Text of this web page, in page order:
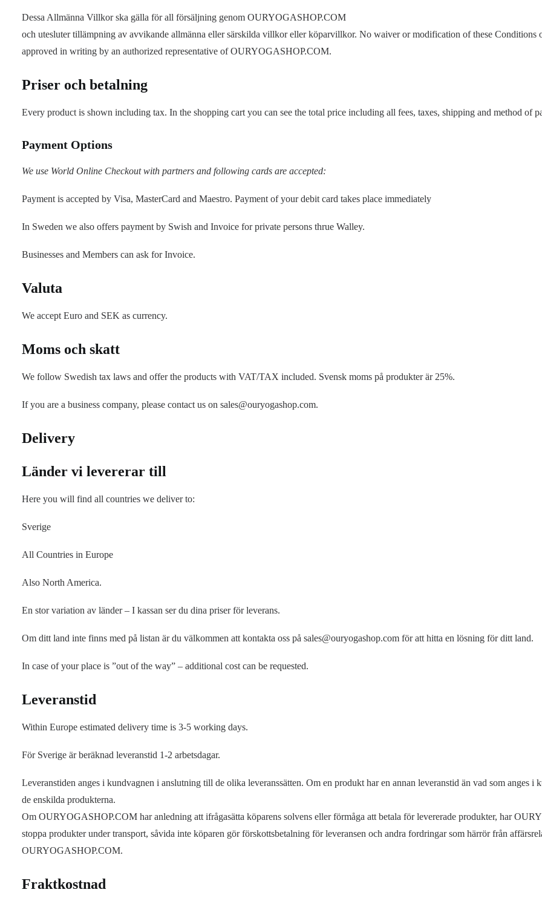
Dessa Allmänna Villkor ska gälla för all försäljning genom OURYOGASHOP.COM
och utesluter tillämpning av avvikande allmänna eller särskilda villkor eller köparvillkor. No waiver or modification of these
approved in writing by an authorized representative of OURYOGASHOP.COM.
Priser och betalning
Every product is shown including tax. In the shopping cart you can see the total price including all fees, taxes, shipping and method of
Payment Options
We use World Online Checkout with partners and following cards are accepted:
Payment is accepted by Visa, MasterCard and Maestro. Payment of your debit card takes place immediately
In Sweden we also offers payment by Swish and Invoice for private persons thrue Walley.
Businesses and Members can ask for Invoice.
Valuta
We accept Euro and SEK as currency.
Moms och skatt
We follow Swedish tax laws and offer the products with VAT/TAX included. Svensk moms på produkter är 25%.
If you are a business company, please contact us on sales@ouryogashop.com.
Delivery
Länder vi levererar till
Here you will find all countries we deliver to:
Sverige
All Countries in Europe
Also North America.
En stor variation av länder – I kassan ser du dina priser för leverans.
Om ditt land inte finns med på listan är du välkommen att kontakta oss på sales@ouryogashop.com för att hitta en lösning för ditt land.
In case of your place is ”out of the way” – additional cost can be requested.
Leveranstid
Within Europe estimated delivery time is 3-5 working days.
För Sverige är beräknad leveranstid 1-2 arbetsdagar.
Leveranstiden anges i kundvagnen i anslutning till de olika leveranssätten. Om en produkt har en annan leveranstid än vad som anges i
de enskilda produkterna.
Om OURYOGASHOP.COM har anledning att ifrågasätta köparens solvens eller förmåga att betala för levererade produkter, har
stoppa produkter under transport, såvida inte köparen gör förskottsbetalning för leveransen och andra fordringar som härrör från
OURYOGASHOP.COM.
Fraktkostnad